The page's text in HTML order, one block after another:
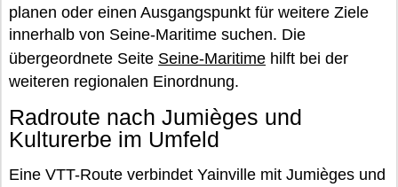
planen oder einen Ausgangspunkt für weitere Ziele
innerhalb von Seine-Maritime suchen. Die
übergeordnete Seite Seine-Maritime hilft bei der
weiteren regionalen Einordnung.
Radroute nach Jumièges und
Kulturerbe im Umfeld
Eine VTT-Route verbindet Yainville mit Jumièges und